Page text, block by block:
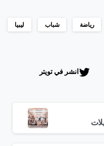
رياضة شباب ليبيا
انشر في تويتر